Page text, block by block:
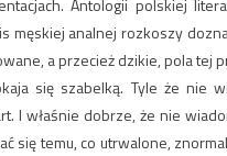
Antologii polskiej
męskiej analnej rozkoszy
a przecież dzikie, pola tej
się szabelką. Tyle że nie
I właśnie dobrze, że nie
się temu, co utrwalone,